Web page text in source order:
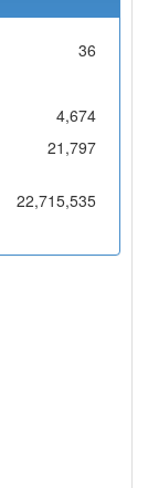
36
4,674
21,797
22,715,535